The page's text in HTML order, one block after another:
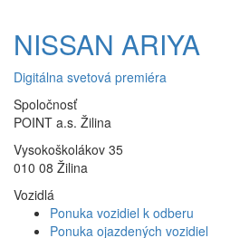
NISSAN ARIYA
Digitálna svetová premiéra
Spoločnosť
POINT a.s. Žilina
Vysokoškolákov 35
010 08 Žilina
Vozidlá
Ponuka vozidiel k odberu
Ponuka ojazdených vozidiel